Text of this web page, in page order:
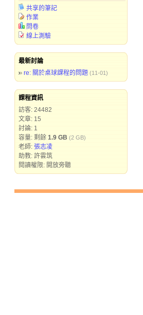
共享的筆記
作業
問卷
線上測驗
最新討論
re: 關於桌球課程的問題 (11-01)
課程資訊
訪客: 24482
文章: 15
討論: 1
容量: 剩餘 1.9 GB (2 GB)
老師: 張志凌
助教: 許雲筑
閱讀權限: 開放旁聽